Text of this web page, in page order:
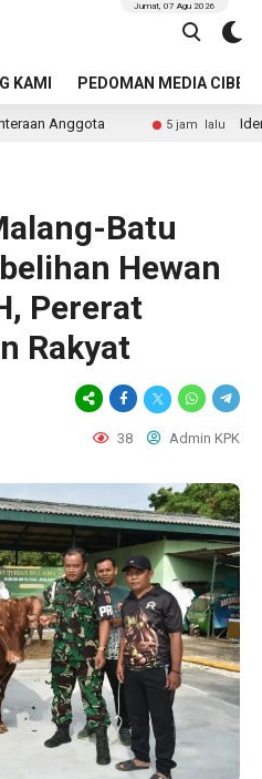
KAMI PEDOMAN MEDIA CIBER
Jumat, 07 Agu 2026
5 jam lalu Identitas
Batu
Hewan
Pererat
Rakyat
38 Admin KPK